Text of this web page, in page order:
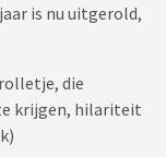
is nu uitgerold,
die
krijgen, hilariteit